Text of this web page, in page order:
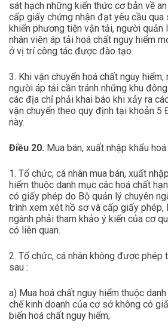
sát hạch những kiến thức cơ bản về
cấp giấy chứng nhận đạt yêu cầu qua
khiển phương tiện vận tải, người quản
nhân viên áp tải hoá chất nguy hiểm
ở vị trí công tác được đào tạo.
3. Khi vận chuyển hoá chất nguy
người áp tải cần tránh những khu
các địa chỉ phải khai báo khi xảy ra
vận chuyển theo quy định tại khoản 5
này.
Điều 20. Mua bán, xuất nhập khẩu
1. Tổ chức, cá nhân mua bán, xuất
hiểm thuộc danh mục các hoá chất
có giấy phép do Bộ quản lý chuyên
trình xem xét hồ sơ và cấp giấy phép,
ngành phải tham khảo ý kiến của cơ
có liên quan.
2. Tổ chức, cá nhân không được phép
sau :
a) Mua hoá chất nguy hiểm thuộc
chế kinh doanh của cơ sở không có
biến hoá chất nguy hiểm;